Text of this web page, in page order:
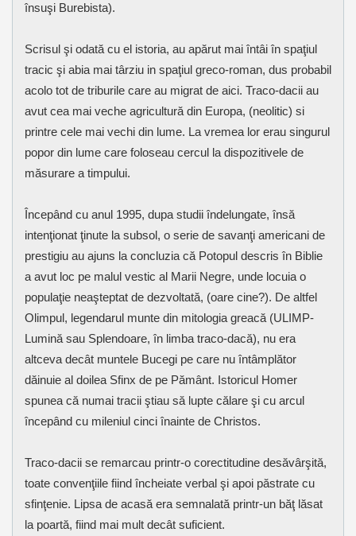
însuşi Burebista).
Scrisul şi odată cu el istoria, au apărut mai întâi în spaţiul
tracic şi abia mai târziu in spaţiul greco-roman, dus probabil
acolo tot de triburile care au migrat de aici. Traco-dacii au
avut cea mai veche agricultură din Europa, (neolitic) si
printre cele mai vechi din lume. La vremea lor erau singurul
popor din lume care foloseau cercul la dispozitivele de
măsurare a timpului.
Începând cu anul 1995, dupa studii îndelungate, însă
intenţionat ţinute la subsol, o serie de savanţi americani de
prestigiu au ajuns la concluzia că Potopul descris în Biblie
a avut loc pe malul vestic al Marii Negre, unde locuia o
populaţie neaşteptat de dezvoltată, (oare cine?). De altfel
Olimpul, legendarul munte din mitologia greacă (ULIMP-
Lumină sau Splendoare, în limba traco-dacă), nu era
altceva decât muntele Bucegi pe care nu întâmplător
dăinuie al doilea Sfinx de pe Pământ. Istoricul Homer
spunea că numai tracii ştiau să lupte călare şi cu arcul
începând cu mileniul cinci înainte de Christos.
Traco-dacii se remarcau printr-o corectitudine desăvârşită,
toate convenţiile fiind încheiate verbal şi apoi păstrate cu
sfinţenie. Lipsa de acasă era semnalată printr-un băţ lăsat
la poartă, fiind mai mult decât suficient.